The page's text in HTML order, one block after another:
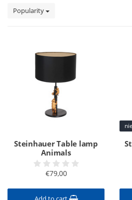
Popularity
Steinhauer Table lamp
Animals
€79,00